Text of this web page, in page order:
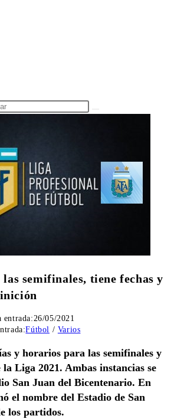
semifinales, tiene fechas y
entrada:26/05/2021
Fútbol / Varios
y horarios para las semifinales y
la Liga 2021. Ambas instancias se
San Juan del Bicentenario. En
el nombre del Estadio de San
los partidos.